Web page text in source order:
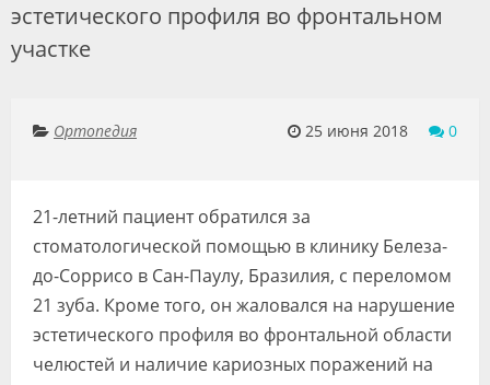
Вакансии
Форум
Клиники
Специалисты
Галерея
эстетического профиля во фронтальном
участке
Ортопедия 25 июня 2018 0
21-летний пациент обратился за
стоматологической помощью в клинику Белеза-
до-Соррисо в Сан-Паулу, Бразилия, с переломом
21 зуба. Кроме того, он жаловался на нарушение
эстетического профиля во фронтальной области
челюстей и наличие кариозных поражений на